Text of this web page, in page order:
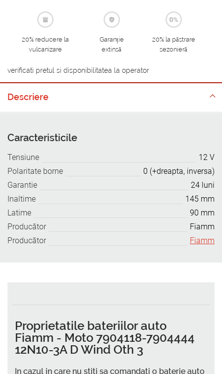
20% reducere la
vulcanizare
Garanție
extinsă
20% la păstrare
sezonieră
verificati pretul si disponibilitatea la operator
Descriere
Caracteristicile
Tensiune
12 V
Polaritate borne
0 (+dreapta, inversa)
Garantie
24 luni
Inaltime
145 mm
Latime
90 mm
Producător
Fiamm
Producător
Fiamm
Proprietatile bateriilor auto
Fiamm - Moto 7904118-7904444
12N10-3A D Wind Oth 3
In cazul in care nu stiti sa comandati o baterie auto